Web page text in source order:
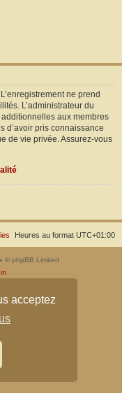
acceptez
ne prend
L’administrateur du
aux membres
d’avoir pris connaissance
de vie privée. Assurez-vous
Heures au format UTC+01:00
© phpBB Limited